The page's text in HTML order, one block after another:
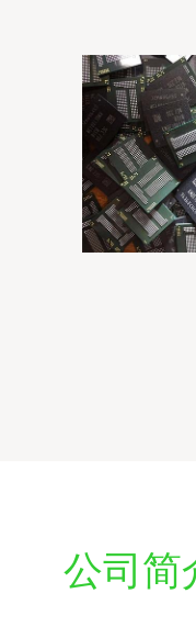
公司简